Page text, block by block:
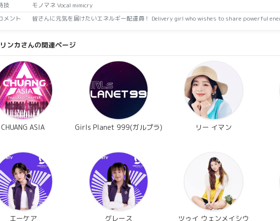
技
モノマネ Vocal mimicry
メント
皆さんに元気を届けたいエネルギー配達員！ Delivery girl who wishes to share powerful
リンカさんの関連ページ
CHUANG ASIA Girls Planet 999(ガルプラ) リー イマン
エーケア グレース ツゥイ ウェンメイシウ